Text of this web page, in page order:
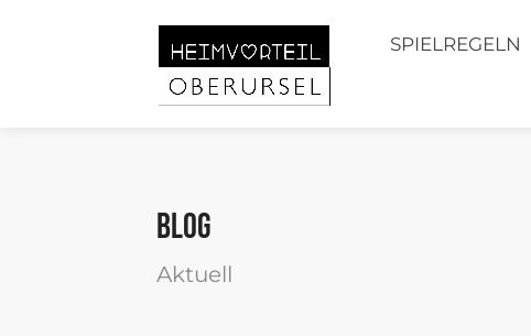
SPIELREGELN
Blog
Aktuell